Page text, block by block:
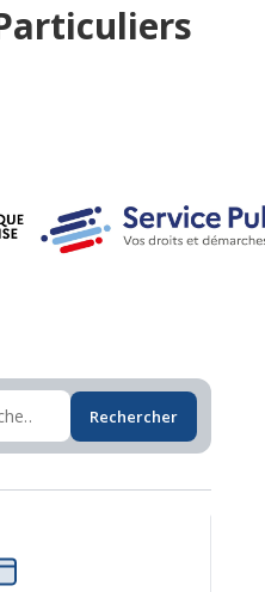
Rechercher